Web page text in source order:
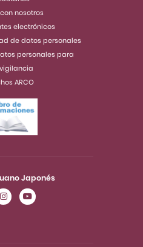
Japonés
nosotros
electrónicos
de datos personales
personales para
ARCO